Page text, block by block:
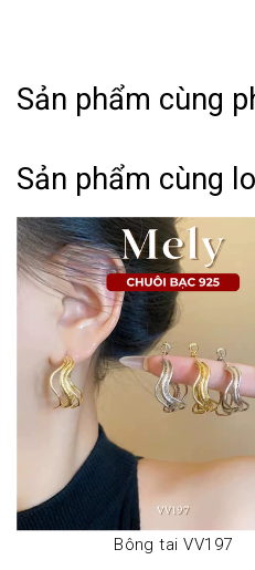
Sản phẩm cùng
Sản phẩm cùng
Bông tai VV197